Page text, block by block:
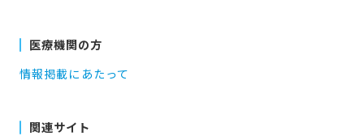
医療機関の方
情報掲載にあたって
関連サイト